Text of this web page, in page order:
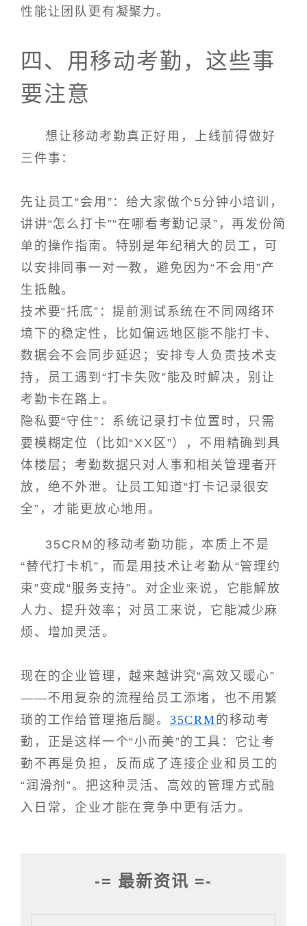
性能让团队更有凝聚力。
四、用移动考勤，这些事
要注意
想让移动考勤真正好用，上线前得做好
三件事：
先让员工“会用”：给大家做个5分钟小培训，
讲讲“怎么打卡”“在哪看考勤记录”，再发份简
单的操作指南。特别是年纪稍大的员工，可
以安排同事一对一教，避免因为“不会用”产
生抵触。
技术要“托底”：提前测试系统在不同网络环
境下的稳定性，比如偏远地区能不能打卡、
数据会不会同步延迟；安排专人负责技术支
持，员工遇到“打卡失败”能及时解决，别让
考勤卡在路上。
隐私要“守住”：系统记录打卡位置时，只需
要模糊定位（比如“XX区”），不用精确到具
体楼层；考勤数据只对人事和相关管理者开
放，绝不外泄。让员工知道“打卡记录很安
全”，才能更放心地用。
35CRM的移动考勤功能，本质上不是
“替代打卡机”，而是用技术让考勤从“管理约
束”变成“服务支持”。对企业来说，它能解放
人力、提升效率；对员工来说，它能减少麻
烦、增加灵活。
现在的企业管理，越来越讲究“高效又暖心”
——不用复杂的流程给员工添堵，也不用繁
琐的工作给管理拖后腿。 35CRM的移动考
勤，正是这样一个“小而美”的工具：它让考
勤不再是负担，反而成了连接企业和员工的
“润滑剂”。把这种灵活、高效的管理方式融
入日常，企业才能在竞争中更有活力。
-= 最新资讯 =-